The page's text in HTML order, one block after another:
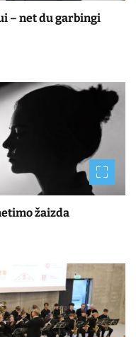
– net du garbingi
žaizda